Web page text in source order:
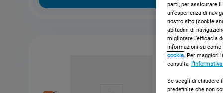
parti, per assicurare
un’esperienza di
nostro sito (cookie
abitudini di
migliorare l’efficacia
informazioni su come
cookie. Per maggiori
consulta
Se scegli di chiudere
predefinite che non